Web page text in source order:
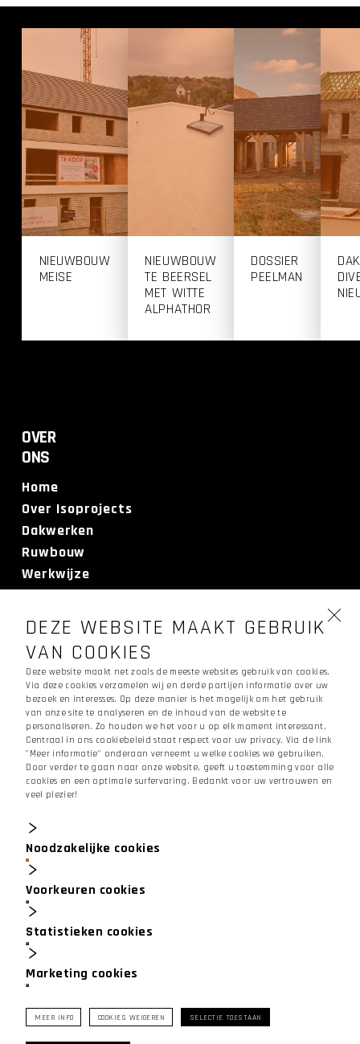
NIEUWBOUW
MEISE
NIEUWBOUW
TE BEERSEL
MET WITTE
ALPHATHOR
DOSSIER
PEELMAN
OVER
ONS
Home
Over Isoprojects
Dakwerken
Ruwbouw
Werkwijze
Realisaties
Contact
Offerte
CONTACTEER
ONS
Meerstraat 253 bus 1, 1840 Londerzeel
info@isoprojects.be
Verkoopsvoorwaarden
SOCIALE
MEDIA
Privacybeleid
I Sitemap I Site Pluss
DEZE WEBSITE MAAKT GEBRUIK
VAN COOKIES
Deze website maakt net zoals de meeste websites gebruik van cookies.
Via deze cookies verzamelen wij en derde partijen informatie over uw
bezoek en interesses. Op deze manier is het mogelijk om het gebruik
van onze site te analyseren en de inhoud van de website te
personaliseren. Zo houden we het voor u op elk moment interessant.
Centraal in ons cookiebeleid staat respect voor uw privacy. Via de link
"Meer informatie" onderaan verneemt u welke cookies we gebruiken.
Door verder te gaan naar onze website, geeft u toestemming voor alle
cookies en een optimale surfervaring. Bedankt voor uw vertrouwen en
veel plezier!
Noodzakelijke cookies
Voorkeuren cookies
Statistieken cookies
Marketing cookies
MEER INFO COOKIES WEIGEREN SELECTIE TOESTAAN